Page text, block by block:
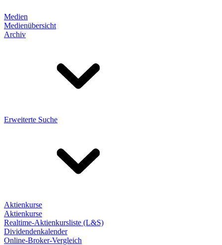
Medien
Medienübersicht
Archiv
Erweiterte Suche
Aktienkurse
Aktienkurse
Realtime-Aktienkursliste (L&S)
Dividendenkalender
Online-Broker-Vergleich